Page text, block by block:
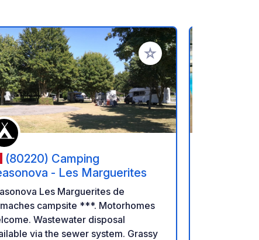
Aggiungi ai tuoi preferiti
(80220) Camping
- Les Marguerites
Les Marguerites de
campsite ***. Motorhomes
Wastewater disposal
via the sewer system. Grassy